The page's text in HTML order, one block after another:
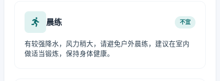
晨练 不宜
有较强降水，风力稍大，请避免户外晨练，建议在室内
做适当锻炼，保持身体健康。